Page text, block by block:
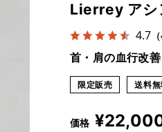
Lierrey アシ
4.7
首・肩の血行改
限定販売 送料無
価格 ¥